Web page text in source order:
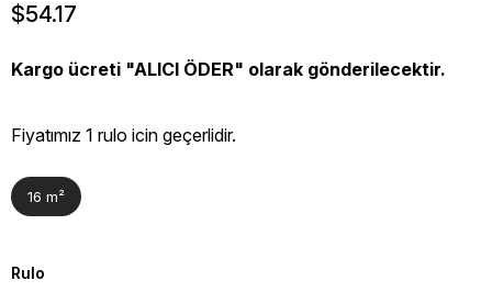
$54.17
Kargo ücreti "ALICI ÖDER" olarak gönderilecektir.
Fiyatımız 1 rulo icin geçerlidir.
16 m²
Rulo